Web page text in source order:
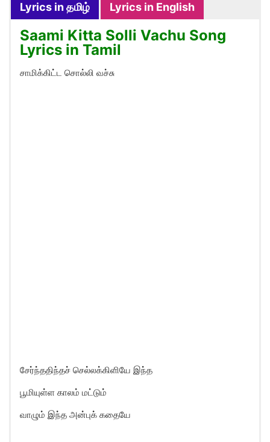
Lyrics in தமிழ் Lyrics in English
Saami Kitta Solli Vachu Song
Lyrics in Tamil
சாமிக்கிட்ட சொல்லி வச்சு
சேர்ந்ததிந்தச் செல்லக்கிளியே இந்த
பூமியுள்ள காலம் மட்டும்
வாழும் இந்த அன்புக் கதையே